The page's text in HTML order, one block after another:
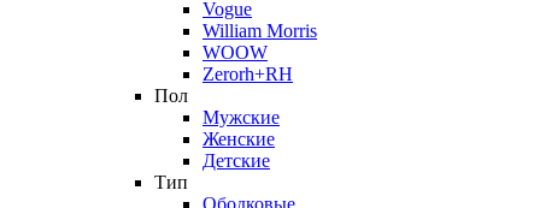
Vogue
William Morris
WOOW
Zerorh+RH
Пол
Мужские
Женские
Детские
Тип
Ободковые